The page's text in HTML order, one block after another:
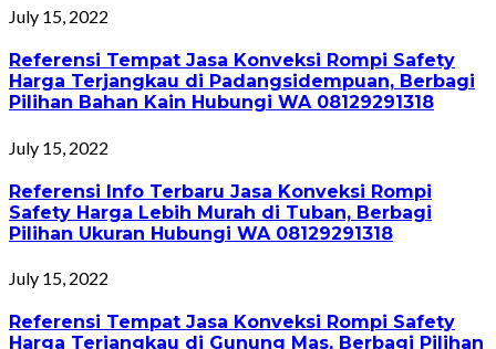
July 15, 2022
Referensi Tempat Jasa Konveksi Rompi Safety
Harga Terjangkau di Padangsidempuan, Berbagi
Pilihan Bahan Kain Hubungi WA 08129291318
July 15, 2022
Referensi Info Terbaru Jasa Konveksi Rompi
Safety Harga Lebih Murah di Tuban, Berbagi
Pilihan Ukuran Hubungi WA 08129291318
July 15, 2022
Referensi Tempat Jasa Konveksi Rompi Safety
Harga Terjangkau di Gunung Mas, Berbagi Pilihan